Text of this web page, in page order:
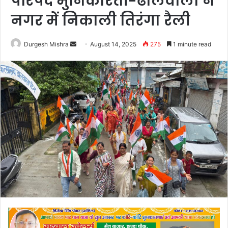
नगर में निकाली तिरंगा रैली
Durgesh Mishra
Send
email
August 14, 2025 275 1 minute read